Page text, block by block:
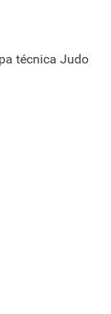
técnica Judo